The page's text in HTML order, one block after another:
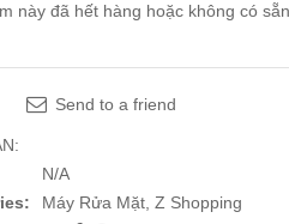
này đã hết hàng hoặc không có sẵn.
Send to a friend
N/A
Máy Rửa Mặt Z Shopping